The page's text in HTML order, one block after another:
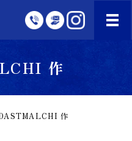
作
作